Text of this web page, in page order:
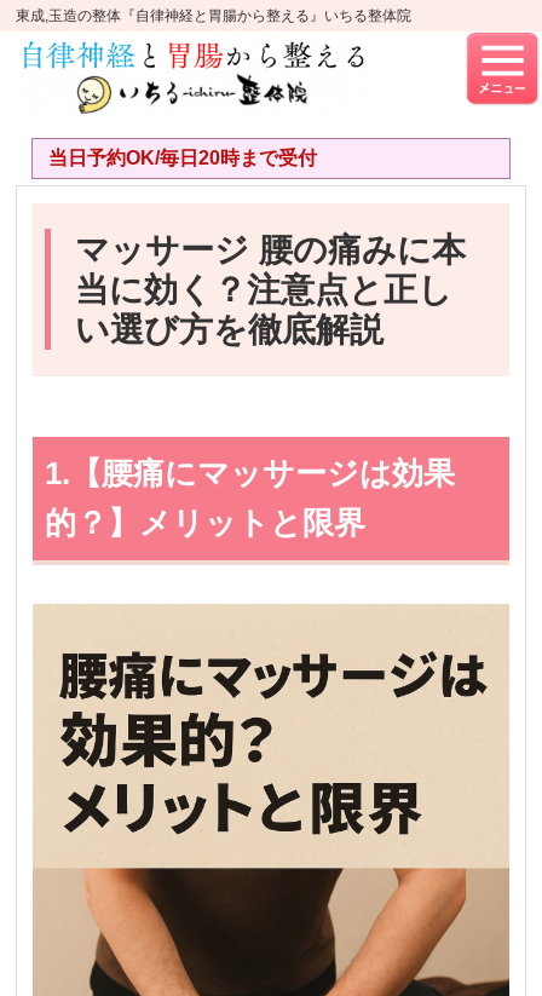
東成,玉造の整体『自律神経と胃腸から整える』いちる整体院
当日予約OK/毎日20時まで受付
マッサージ 腰の痛みに本
当に効く？注意点と正し
い選び方を徹底解説
1.【腰痛にマッサージは効果
的？】メリットと限界